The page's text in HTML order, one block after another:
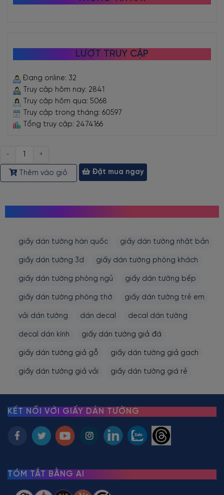
LƯỢT TRUY CẬP
Đang online: 32
Truy cập hôm nay: 2841
Truy cập hôm qua: 5068
Truy cập trong tháng: 60597
Tổng truy cập: 2474166
Số
lượng
Thêm vào giỏ
Đặt mua ngay
giấy dán tường hàn quốc giấy dán tường nhật bản
giấy dán tường 3d giấy dán tường phòng khách
giấy dán tường phòng ngủ giấy dán tường bếp
giấy dán tường phòng thờ giấy dán tường trẻ em
vải dán tường dán decal decal dán tường
decal dán kính giấy dán tường giả đá
giấy dán tường giả gỗ giấy dán tường giả gạch
giấy dán tường giả vải giấy dán tường giá rẻ
KẾT NỐI VỚI GIẤY DÁN TƯỜNG
TÓM TẮT BẰNG AI